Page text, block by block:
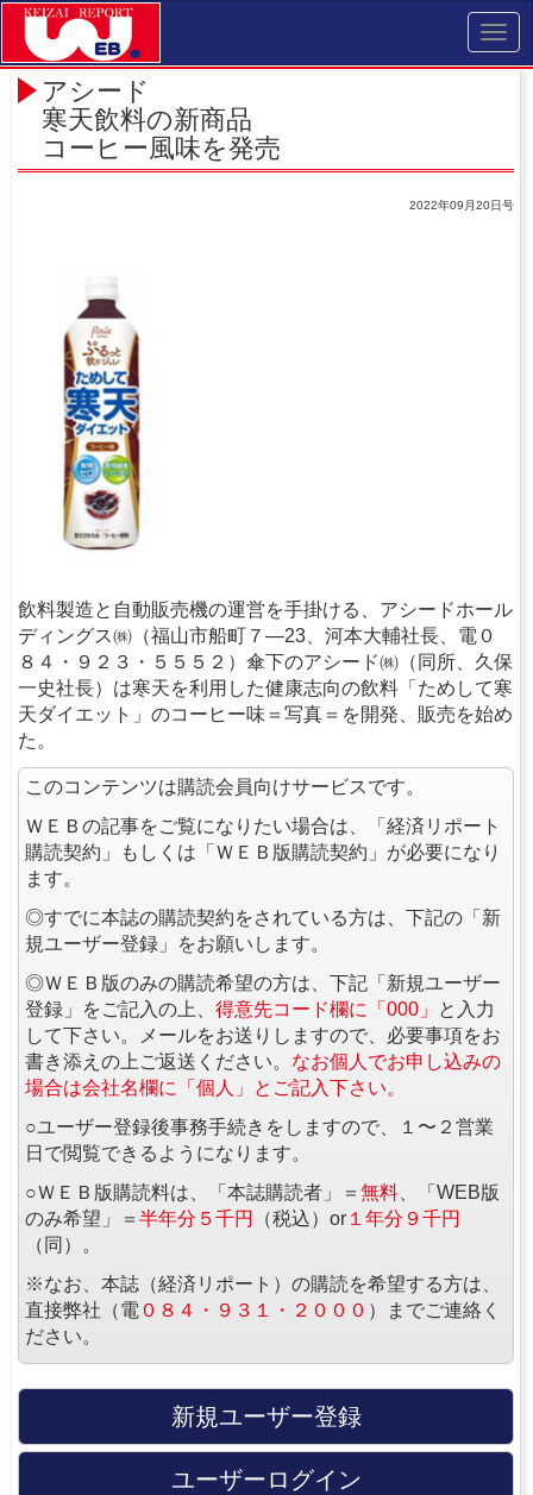
アシード
寒天飲料の新商品
コーヒー風味を発売
2022年09月20日号
飲料製造と自動販売機の運営を手掛ける、アシードホール
ディングス㈱（福山市船町７―23、河本大輔社長、電０
８４・９２３・５５５２）傘下のアシード㈱（同所、久保
一史社長）は寒天を利用した健康志向の飲料「ためして寒
天ダイエット」のコーヒー味＝写真＝を開発、販売を始め
た。
このコンテンツは購読会員向けサービスです。
ＷＥＢの記事をご覧になりたい場合は、「経済リポート
購読契約」もしくは「ＷＥＢ版購読契約」が必要になり
ます。
◎すでに本誌の購読契約をされている方は、下記の「新
規ユーザー登録」をお願いします。
◎ＷＥＢ版のみの購読希望の方は、下記「新規ユーザー
登録」をご記入の上、 得意先コード欄に「000」
と入力
して下さい。メールをお送りしますので、必要事項をお
書き添えの上ご返送ください。 なお個人でお申し込みの
場合は会社名欄に「個人」とご記入下さい。
○ユーザー登録後事務手続きをしますので、１〜２営業
日で閲覧できるようになります。
○ＷＥＢ版購読料は、「本誌購読者」＝ 無料 、「WEB版
のみ希望」＝ 半年分５千円 （税込）or １年分９千円
（同）。
※なお、本誌（経済リポート）の購読を希望する方は、
直接弊社（電 ０８４・９３１・２０００ ）までご連絡く
ださい。
新規ユーザー登録
ユーザーログイン